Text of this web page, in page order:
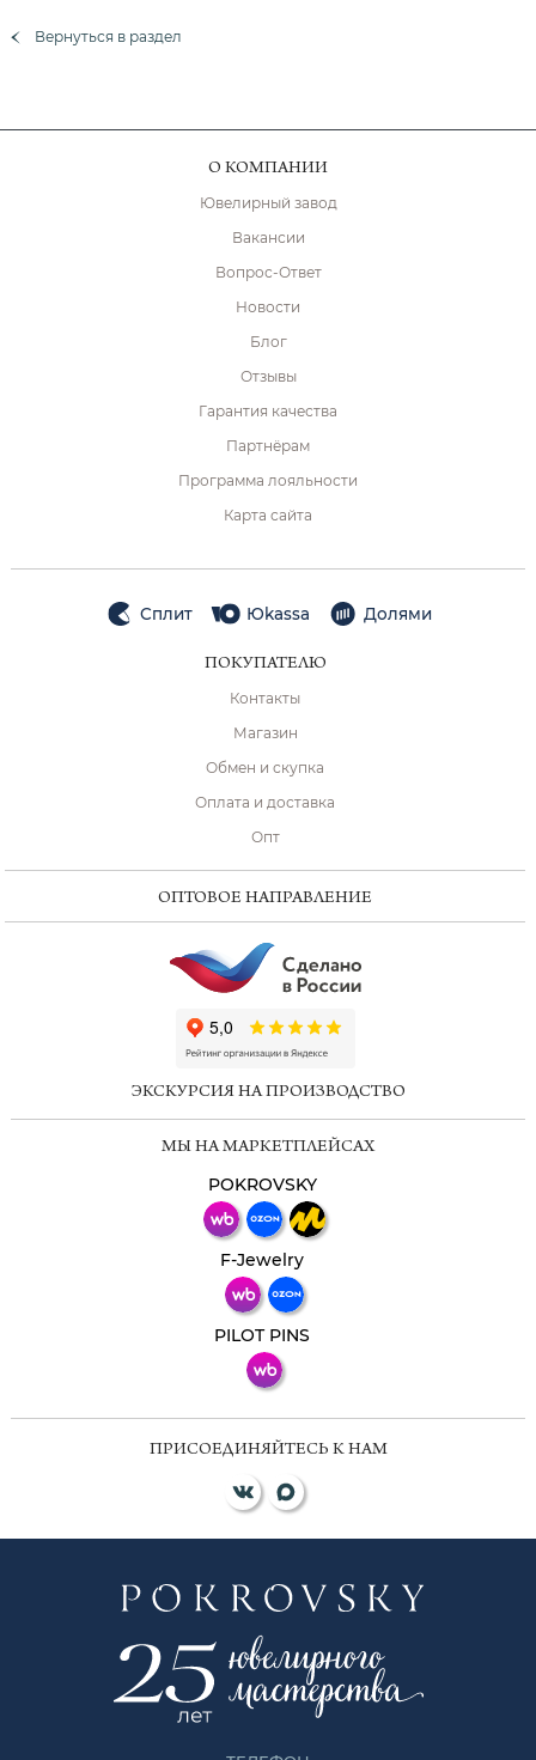
Вернуться в раздел
О КОМПАНИИ
Ювелирный завод
Вакансии
Вопрос-Ответ
Новости
Блог
Отзывы
Гарантия качества
Партнёрам
Программа лояльности
Карта сайта
Сплит Юkassa Долями
ПОКУПАТЕЛЮ
Контакты
Магазин
Обмен и скупка
Оплата и доставка
Опт
ОПТОВОЕ НАПРАВЛЕНИЕ
ЭКСКУРСИЯ НА ПРОИЗВОДСТВО
МЫ НА МАРКЕТПЛЕЙСАХ
POKROVSKY
F-Jewelry
PILOT PINS
ПРИСОЕДИНЯЙТЕСЬ К НАМ